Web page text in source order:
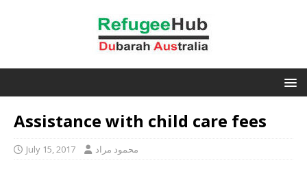
Assistance with child care fees
July 15, 2017 محمود مراد